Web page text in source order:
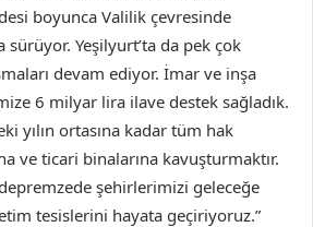
boyunca Valilik çevresinde
sürüyor. Yeşilyurt’ta da pek çok
devam ediyor. İmar ve inşa
6 milyar lira ilave destek sağladık.
yılın ortasına kadar tüm hak
ve ticari binalarına kavuşturmaktır.
şehirlerimizi geleceğe
tesislerini hayata geçiriyoruz.”